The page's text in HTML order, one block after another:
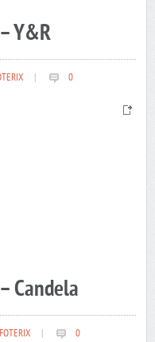
Y&R
0
Candela
FOTERIX 0